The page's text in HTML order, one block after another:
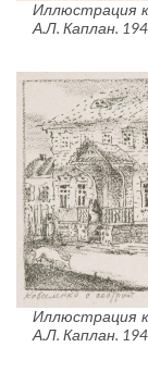
Иллюстрация
А.Л. Каплан.
Иллюстрация
А.Л. Каплан.